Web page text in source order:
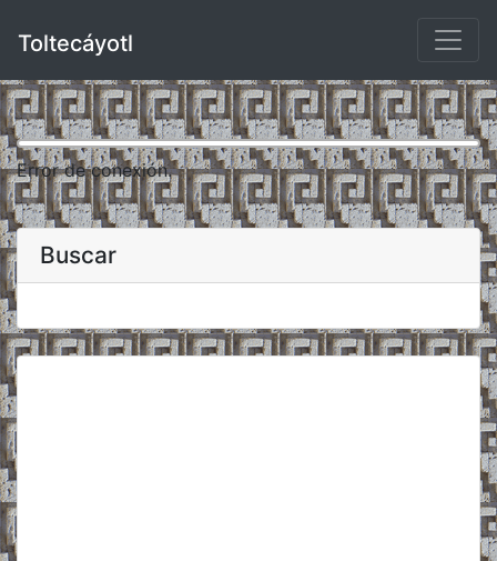
Toltecáyotl
Error de conexión.
Buscar